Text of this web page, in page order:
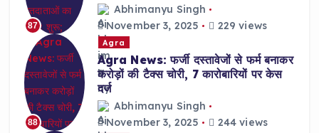
87
Abhimanyu Singh
November 3, 2025
229 views
88
Agra
Agra News: फर्जी दस्तावेजों से फर्म बनाकर
करोड़ों की टैक्स चोरी, 7 कारोबारियों पर केस
दर्ज
Abhimanyu Singh
November 3, 2025
244 views